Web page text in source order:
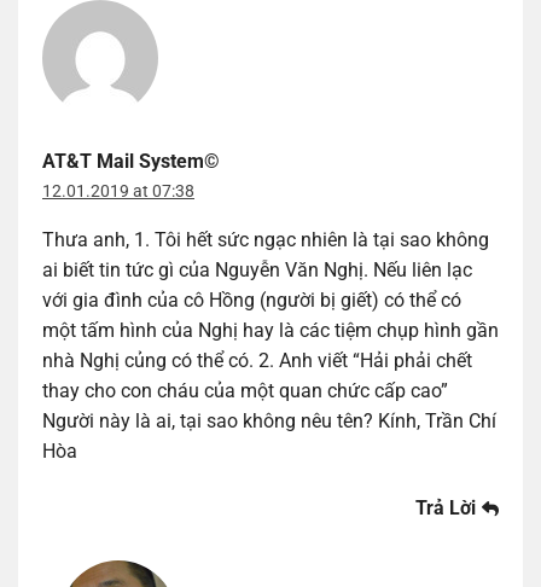
AT&T Mail System©
12.01.2019 at 07:38
Thưa anh, 1. Tôi hết sức ngạc nhiên là tại sao không
ai biết tin tức gì của Nguyễn Văn Nghị. Nếu liên lạc
với gia đình của cô Hồng (người bị giết) có thể có
một tấm hình của Nghị hay là các tiệm chụp hình gần
nhà Nghị củng có thể có. 2. Anh viết “Hải phải chết
thay cho con cháu của một quan chức cấp cao”
Người này là ai, tại sao không nêu tên? Kính, Trần Chí
Hòa
Trả Lời